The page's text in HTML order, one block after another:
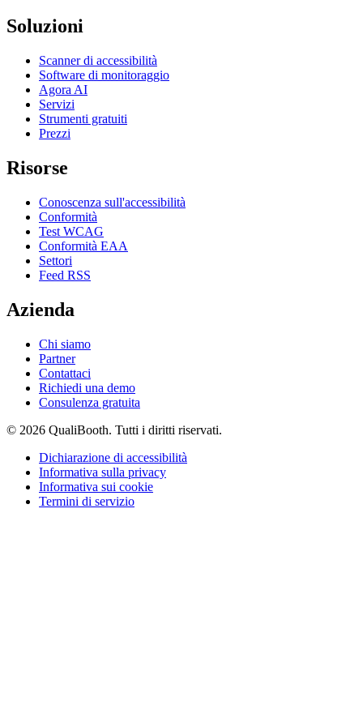
Soluzioni
Scanner di accessibilità
Software di monitoraggio
Agora AI
Servizi
Strumenti gratuiti
Prezzi
Risorse
Conoscenza sull'accessibilità
Conformità
Test WCAG
Conformità EAA
Settori
Feed RSS
Azienda
Chi siamo
Partner
Contattaci
Richiedi una demo
Consulenza gratuita
© 2026 QualiBooth. Tutti i diritti riservati.
Dichiarazione di accessibilità
Informativa sulla privacy
Informativa sui cookie
Termini di servizio